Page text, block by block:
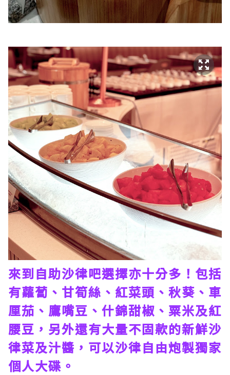
來到自助沙律吧選擇亦十分多！包括
有蘿蔔、甘筍絲、紅菜頭、秋葵、車
厘茄、鷹嘴豆、什錦甜椒、粟米及紅
腰豆，另外還有大量不固款的新鮮沙
律菜及汁醬，可以沙律自由炮製獨家
個人大碟。